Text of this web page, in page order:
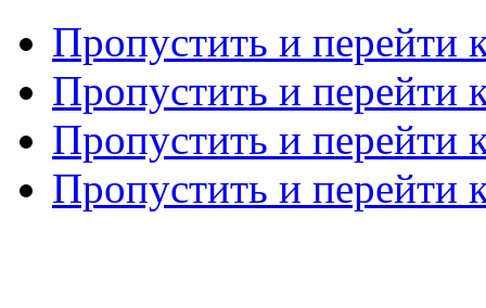
Пропустить и перейти
Пропустить и перейти
Пропустить и перейти
Пропустить и перейти